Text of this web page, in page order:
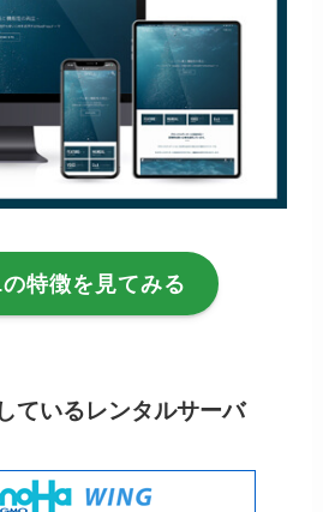
特徴を見てみる
ているレンタルサーバ